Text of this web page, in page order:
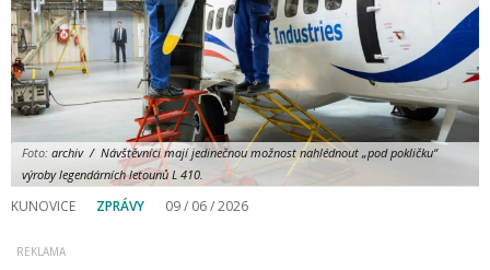
Foto: archiv / Návštěvníci mají jedinečnou možnost nahlédnout „pod pokličku“
výroby legendárních letounů L 410.
KUNOVICE ZPRÁVY 09 / 06 / 2026